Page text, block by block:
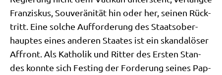
Fran­zis­kus, Sou­ve­rä­ni­tät hin oder her, sei­nen Rück­
tritt. Eine sol­che Auf­for­de­rung des Staats­ober­
haup­tes eines ande­ren Staa­tes ist ein skan­da­lö­ser
Affront. Als Katho­lik und Rit­ter des Ersten Stan­
des konn­te sich Fest­ing der For­de­rung sei­nes Pap­